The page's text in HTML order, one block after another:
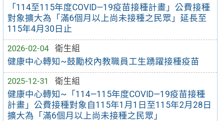
「114至115年度COVID—19疫苗接種計畫」公費接種
對象擴大為「滿6個月以上尚未接種之民眾」延長至
115年4月30日止
2026-02-04
衛生組
健康中心轉知~鼓勵校內教職員工生踴躍接種疫苗
2025-12-31
衛生組
健康中心轉知~「114—115年度COVID—19疫苗接種
計畫」公費接種對象自115年1月1日至115年2月28日
擴大為「滿6個月以上尚未接種之民眾」